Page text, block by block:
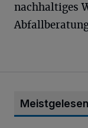
nachhaltiges
Meistgelesen